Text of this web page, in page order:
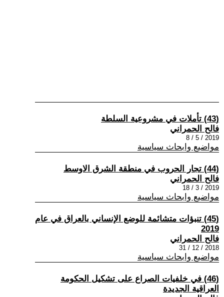
(43) تأملات في مشروعية السلطة
فالح الحمراني
2019 / 5 / 8
مواضيع وابحاث سياسية
(44) تجار الحروب في منطقة الشرق الاوسط
فالح الحمراني
2019 / 3 / 18
مواضيع وابحاث سياسية
(45) تنبؤات متشائمة للوضع الإنساني بالعراق في عام
2019
فالح الحمراني
2018 / 12 / 31
مواضيع وابحاث سياسية
(46) في خلفيات الصراع على تشكيل الحكومة
العراقية الجديدة